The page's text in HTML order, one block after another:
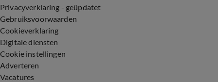
Privacyverklaring - geüpdatet
Gebruiksvoorwaarden
Cookieverklaring
Digitale diensten
Cookie instellingen
Adverteren
Vacatures